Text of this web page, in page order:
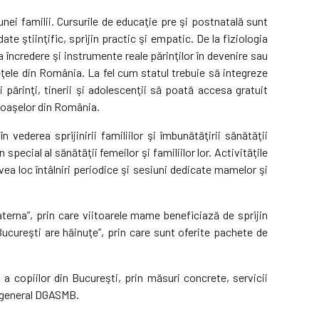
familii. Cursurile de educaţie pre şi postnatală sunt
ştiinţific, sprijin practic şi empatic. De la fiziologia
şi instrumente reale părinţilor în devenire sau
din România. La fel cum statul trebuie să integreze
părinţi, tinerii şi adolescenţii să poată accesa gratuit
din România.
în vederea sprijinirii familiilor şi îmbunătăţirii sănătăţii
special al sănătăţii femeilor şi familiilor lor. Activităţile
loc întâlniri periodice şi sesiuni dedicate mamelor şi
prin care viitoarele mame beneficiază de sprijin
are hăinuţe”, prin care sunt oferite pachete de
a copiilor din Bucureşti, prin măsuri concrete, servicii
DGASMB.